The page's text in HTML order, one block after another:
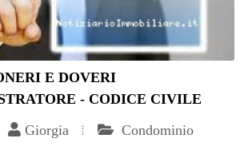
E DOVERI
- CODICE CIVILE
Giorgia Condominio